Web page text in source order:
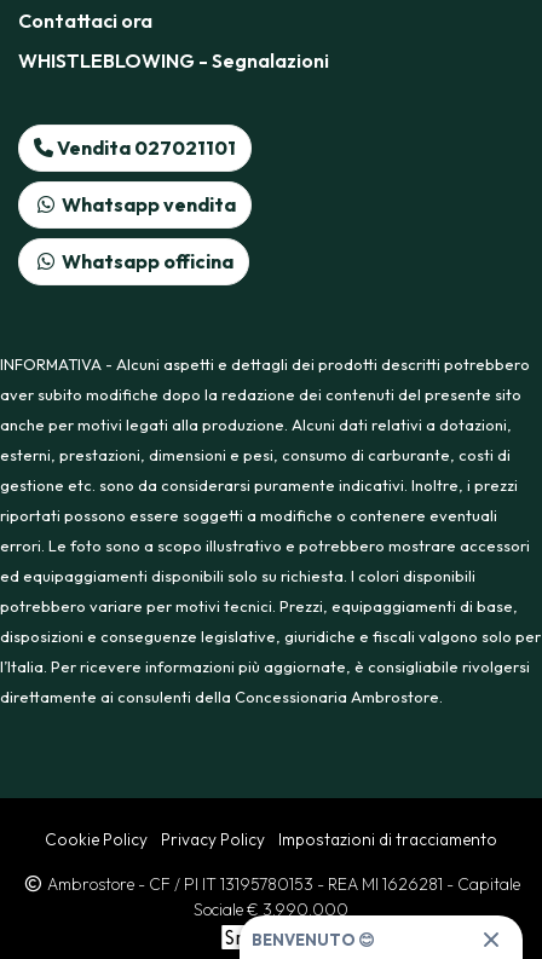
Contattaci ora
WHISTLEBLOWING - Segnalazioni
Vendita 027021101
Whatsapp vendita
Whatsapp officina
INFORMATIVA - Alcuni aspetti e dettagli dei prodotti descritti potrebbero
aver subito modifiche dopo la redazione dei contenuti del presente sito
anche per motivi legati alla produzione. Alcuni dati relativi a dotazioni,
esterni, prestazioni, dimensioni e pesi, consumo di carburante, costi di
gestione etc. sono da considerarsi puramente indicativi. Inoltre, i prezzi
riportati possono essere soggetti a modifiche o contenere eventuali
errori. Le foto sono a scopo illustrativo e potrebbero mostrare accessori
ed equipaggiamenti disponibili solo su richiesta. I colori disponibili
potrebbero variare per motivi tecnici. Prezzi, equipaggiamenti di base,
disposizioni e conseguenze legislative, giuridiche e fiscali valgono solo per
l’Italia. Per ricevere informazioni più aggiornate, è consigliabile rivolgersi
direttamente ai consulenti della Concessionaria Ambrostore.
Cookie Policy Privacy Policy Impostazioni di tracciamento
Ambrostore - CF / PI IT 13195780153 - REA MI 1626281 - Capitale
Sociale € 3.990.000
BENVENUTO 😊